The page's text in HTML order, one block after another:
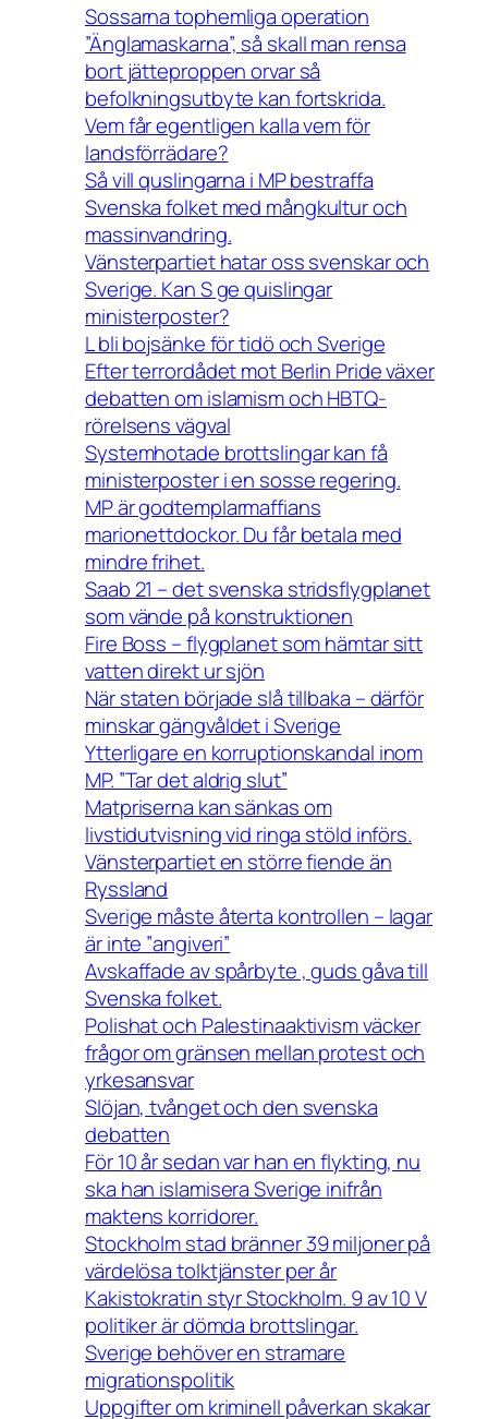
Sossarna tophemliga operation
”Änglamaskarna”, så skall man rensa
bort jätteproppen orvar så
befolkningsutbyte kan fortskrida.
Vem får egentligen kalla vem för
landsförrädare?
Så vill quslingarna i MP bestraffa
Svenska folket med mångkultur och
massinvandring.
Vänsterpartiet hatar oss svenskar och
Sverige. Kan S ge quislingar
ministerposter?
L bli bojsänke för tidö och Sverige
Efter terrordådet mot Berlin Pride växer
debatten om islamism och HBTQ-
rörelsens vägval
Systemhotade brottslingar kan få
ministerposter i en sosse regering.
MP är godtemplarmaffians
marionettdockor. Du får betala med
mindre frihet.
Saab 21 – det svenska stridsflygplanet
som vände på konstruktionen
Fire Boss – flygplanet som hämtar sitt
vatten direkt ur sjön
När staten började slå tillbaka – därför
minskar gängvåldet i Sverige
Ytterligare en korruptionskandal inom
MP. ”Tar det aldrig slut”
Matpriserna kan sänkas om
livstidutvisning vid ringa stöld införs.
Vänsterpartiet en större fiende än
Ryssland
Sverige måste återta kontrollen – lagar
är inte ”angiveri”
Avskaffade av spårbyte , guds gåva till
Svenska folket.
Polishat och Palestinaaktivism väcker
frågor om gränsen mellan protest och
yrkesansvar
Slöjan, tvånget och den svenska
debatten
För 10 år sedan var han en flykting, nu
ska han islamisera Sverige inifrån
maktens korridorer.
Stockholm stad bränner 39 miljoner på
värdelösa tolktjänster per år
Kakistokratin styr Stockholm. 9 av 10 V
politiker är dömda brottslingar.
Sverige behöver en stramare
migrationspolitik
Uppgifter om kriminell påverkan skakar